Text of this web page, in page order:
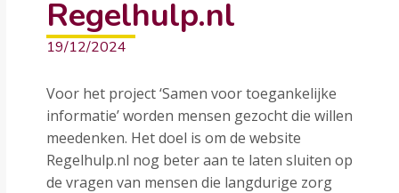
Regelhulp.nl
19/12/2024
Voor het project ‘Samen voor toegankelijke
informatie’ worden mensen gezocht die willen
meedenken. Het doel is om de website
Regelhulp.nl nog beter aan te laten sluiten op
de vragen van mensen die langdurige zorg